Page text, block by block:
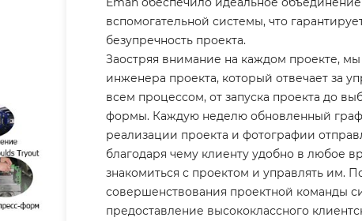
вспомогательной системы, что
безупречность проекта.
Заостряя внимание на каждом проекте,
инженера проекта, который отвечает за
всем процессом, от запуска проекта до
формы. Каждую неделю обновленный
реализации проекта и фотографии
благодаря чему клиенту удобно в любое
знакомиться с проектом и управлять им.
совершенствования проектной команды
предоставление высококлассного